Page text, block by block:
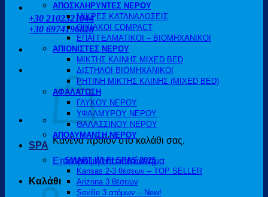
ΚΑΛΕΣΤΕ ΜΑΣ
+30 2102321044
+30 6974196828
Κανένα προϊόν στο καλάθι σας.
Επιστροφή στο κατάστημα
Καλάθι
ΑΠΟΣΚΛΗΡΥΝΤΕΣ ΝΕΡΟΥ
ΜΙΚΡΕΣ ΚΑΤΑΝΑΛΩΣΕΙΣ
ΟΙΚΙΑΚΟΙ COMPACT
ΕΠΑΓΓΕΛΜΑΤΙΚΟΙ – ΒΙΟΜΗΧΑΝΙΚΟΙ
ΑΠΙΟΝΙΣΤΕΣ ΝΕΡΟΥ
ΜΙΚΤΗΣ ΚΛΙΝΗΣ MIXED BED
ΔΙΣΤΗΛΟΙ ΒΙΟΜΗΧΑΝΙΚΟΙ
ΡΗΤΙΝΗ ΜΙΚΤΗΣ ΚΛΙΝΗΣ (MIXED BED)
ΑΦΑΛΑΤΩΣΗ
ΓΛΥΚΟΥ ΝΕΡΟΥ
ΥΦΑΛΜΥΡΟΥ ΝΕΡΟΥ
ΘΑΛΑΣΣΙΝΟΥ ΝΕΡΟΥ
ΑΠΟΛΥΜΑΝΣΗ ΝΕΡΟΥ
SPA
SMART WI-FI SPAS 2025
Kansas 2-3 θέσεων – TOP SELLER
Arizona 3 θέσεων
Seville 3 ατόμων – New!